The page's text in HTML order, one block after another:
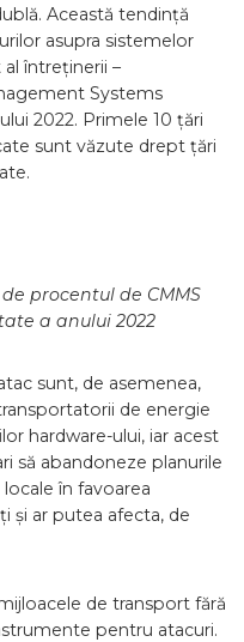
Această tendință
asupra sistemelor
întreținerii –
Systems
2022. Primele 10 țări
sunt văzute drept țări
procentul de CMMS
a anului 2022
sunt, de asemenea,
de energie
hardware-ului, iar acest
să abandoneze planurile
în favoarea
și ar putea afecta, de
de transport fără
pentru atacuri.